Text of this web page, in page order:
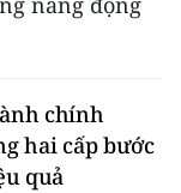
chính
hai cấp bước
quả